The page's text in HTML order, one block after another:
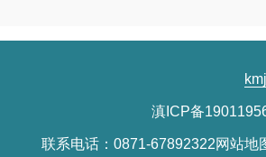
滇ICP备
联系电话：0871-67892322网站地